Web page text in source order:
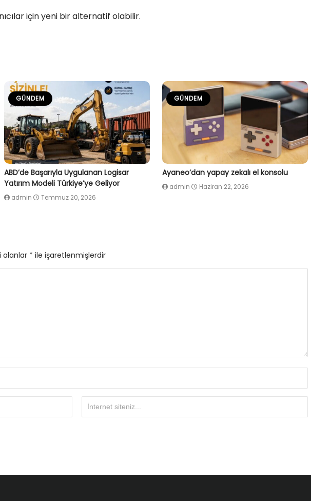
için yeni bir alternatif olabilir.
GÜNDEM
ABD’de Başarıyla Uygulanan Logisar
Yatırım Modeli Türkiye’ye Geliyor
admin Temmuz 20, 2026
GÜNDEM
Ayaneo’dan yapay zekalı el konsolu
admin Haziran 22, 2026
alanlar * ile işaretlenmişlerdir